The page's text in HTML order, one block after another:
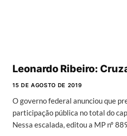
Leonardo Ribeiro:
15 DE AGOSTO DE 2019
O governo federal anunciou que
participação pública no total do
Nessa escalada, editou a MP nº